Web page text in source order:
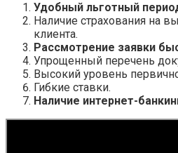
Удобный льготный
Наличие страхования на
клиента.
Рассмотрение заявки
Упрощенный перечень
Высокий уровень
Гибкие ставки.
Наличие интернет-